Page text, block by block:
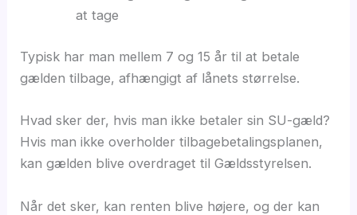
at tage
Typisk har man mellem 7 og 15 år til at betale
gælden tilbage, afhængigt af lånets størrelse.
Hvad sker der, hvis man ikke betaler sin SU-gæld?
Hvis man ikke overholder tilbagebetalingsplanen,
kan gælden blive overdraget til Gældsstyrelsen.
Når det sker, kan renten blive højere, og der kan